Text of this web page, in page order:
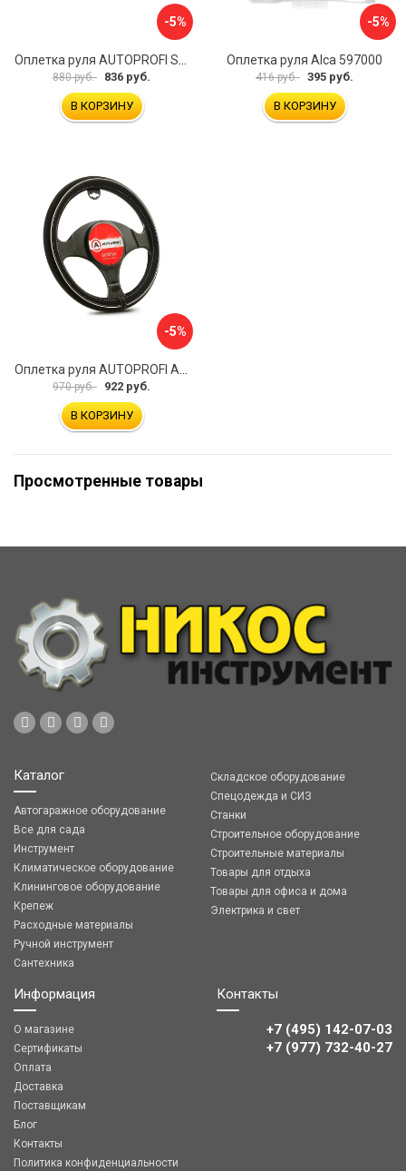
-5%
880 руб. 836 руб.
В КОРЗИНУ
-5%
Оплетка руля Alca 597000
416 руб. 395 руб.
В КОРЗИНУ
-5%
970 руб. 922 руб.
В КОРЗИНУ
Просмотренные товары
Каталог
Автогаражное оборудование
Все для сада
Инструмент
Климатическое оборудование
Клининговое оборудование
Крепеж
Расходные материалы
Ручной инструмент
Сантехника
Складское оборудование
Спецодежда и СИЗ
Станки
Строительное оборудование
Строительные материалы
Товары для отдыха
Товары для офиса и дома
Электрика и свет
Информация
О магазине
Сертификаты
Оплата
Доставка
Поставщикам
Блог
Контакты
Политика конфиденциальности
Контакты
+7 (495) 142-07-03
‎‎+7 (977) 732-40-27